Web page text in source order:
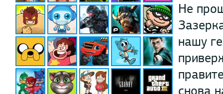
Не
нашу
снова